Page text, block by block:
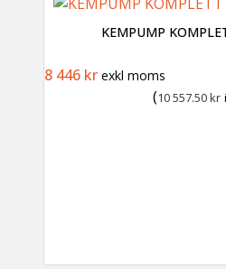
KEMPUMP
Det ursprungliga priset
8 446 krDet nuvarande
exkl moms
(10 557.50kr